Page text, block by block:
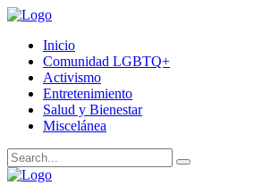
Inicio
Comunidad LGBTQ+
Activismo
Entretenimiento
Salud y Bienestar
Miscelánea